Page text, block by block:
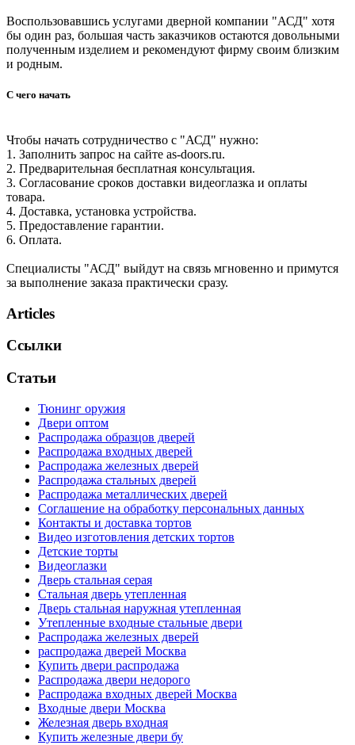
Воспользовавшись услугами дверной компании "АСД" хотя
бы один раз, большая часть заказчиков остаются довольными
полученным изделием и рекомендуют фирму своим близким
и родным.
С чего начать
Чтобы начать сотрудничество с "АСД" нужно:
1. Заполнить запрос на сайте as-doors.ru.
2. Предварительная бесплатная консультация.
3. Согласование сроков доставки видеоглазка и оплаты
товара.
4. Доставка, установка устройства.
5. Предоставление гарантии.
6. Оплата.
Специалисты "АСД" выйдут на связь мгновенно и примутся
за выполнение заказа практически сразу.
Articles
Ссылки
Статьи
Тюнинг оружия
Двери оптом
Распродажа образцов дверей
Распродажа входных дверей
Распродажа железных дверей
Распродажа стальных дверей
Распродажа металлических дверей
Соглашение на обработку персональных данных
Контакты и доставка тортов
Видео изготовления детских тортов
Детские торты
Видеоглазки
Дверь стальная серая
Стальная дверь утепленная
Дверь стальная наружная утепленная
Утепленные входные стальные двери
Распродажа железных дверей
распродажа дверей Москва
Купить двери распродажа
Распродажа двери недорого
Распродажа входных дверей Москва
Входные двери Москва
Железная дверь входная
Купить железные двери бу